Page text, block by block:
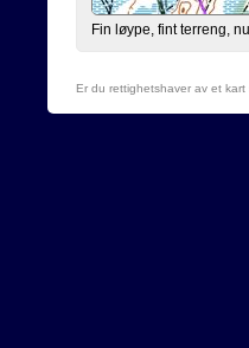
Fin løype, fint terreng,
Er du rettighetshaver av et